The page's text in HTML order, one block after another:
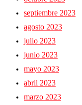
septiembre 2023
agosto 2023
julio 2023
junio 2023
mayo 2023
abril 2023
marzo 2023